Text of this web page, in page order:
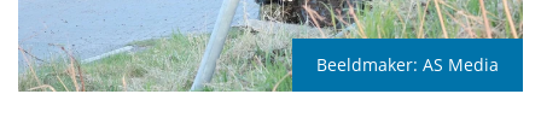
Beeldmaker: AS Media